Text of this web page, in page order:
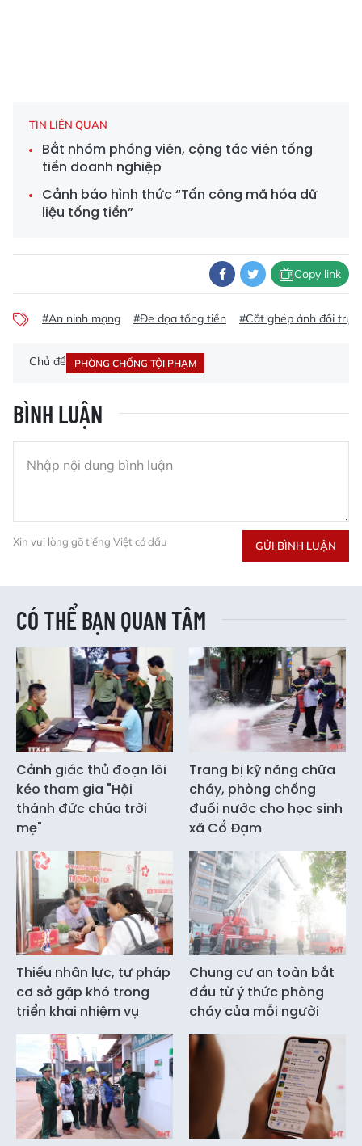
TIN LIÊN QUAN
Bắt nhóm phóng viên, cộng tác viên tống
tiền doanh nghiệp
Cảnh báo hình thức “Tấn công mã hóa dữ
liệu tống tiền”
Copy link
#An ninh mạng #Đe dọa tống tiền #Cắt ghép ảnh đồi trụy
Chủ đề PHÒNG CHỐNG TỘI PHẠM
BÌNH LUẬN
Xin vui lòng gõ tiếng Việt có dấu GỬI BÌNH LUẬN
CÓ THỂ BẠN QUAN TÂM
Cảnh giác thủ đoạn lôi
kéo tham gia "Hội
thánh đức chúa trời
mẹ"
Trang bị kỹ năng chữa
cháy, phòng chống
đuối nước cho học sinh
xã Cổ Đạm
Thiếu nhân lực, tư pháp
cơ sở gặp khó trong
triển khai nhiệm vụ
Chung cư an toàn bắt
đầu từ ý thức phòng
cháy của mỗi người